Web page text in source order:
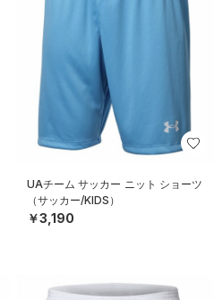
UAチーム サッカー ニット ショーツ
（サッカー/KIDS）
￥3,190